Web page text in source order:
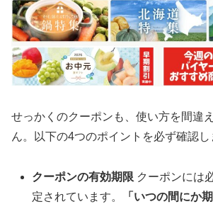
せっかくのクーポンも、使い方を間違
ん。以下の4つのポイントを必ず確認し
クーポンの有効期限 クーポンには
定されています。
「いつの間にか